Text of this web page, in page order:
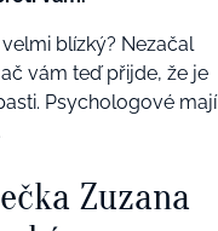
blízký? Nezačal
vám teď přijde, že je
Psychologové mají
Zuzana